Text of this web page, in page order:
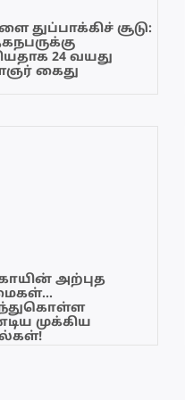
துப்பாக்கிச் சூடு:
24 வயது
கைது
அற்புத
முக்கிய